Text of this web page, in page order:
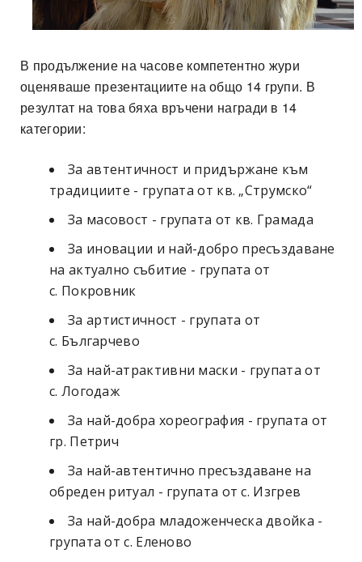
В продължение на часове компетентно жури
оценяваше презентациите на общо 14 групи. В
резултат на това бяха връчени награди в 14
категории:
За автентичност и придържане към
традициите - групата от кв. „Струмско“
За масовост - групата от кв. Грамада
За иновации и най-добро пресъздаване
на актуално събитие - групата от
с. Покровник
За артистичност - групата от
с. Българчево
За най-атрактивни маски - групата от
с. Логодаж
За най-добра хореография - групата от
гр. Петрич
За най-автентично пресъздаване на
обреден ритуал - групата от с. Изгрев
За най-добра младоженческа двойка -
групата от с. Еленово